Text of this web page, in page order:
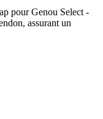
pour Genou Select -
assurant un